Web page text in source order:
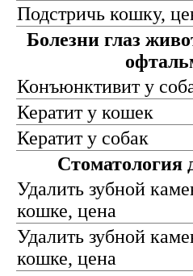
Подстричь кошку,
Болезни глаз
Конъюнктивит у
Кератит у кошек
Кератит у собак
Стоматология
Удалить зубной
кошке, цена
Удалить зубной
кошке, цена